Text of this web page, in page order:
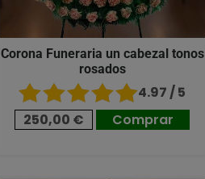
Corona Funeraria un cabezal tonos
rosados
4.97 / 5
250,00 €
Comprar